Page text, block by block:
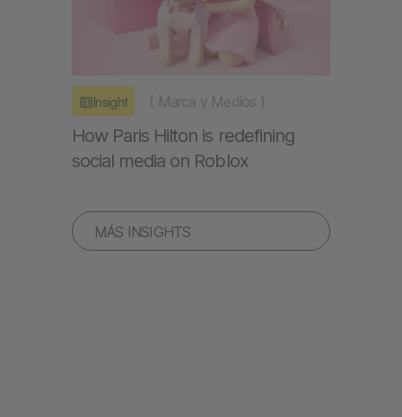
MÁS INSIGHTS
Insight ( Marca y Medios )
How Paris Hilton is redefining
social media on Roblox